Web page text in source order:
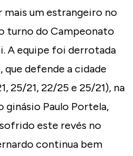
um estrangeiro no
turno do Campeonato
A equipe foi derrotada
que defende a cidade
25/21, 22/25 e 25/21), na
ginásio Paulo Portela,
este revés no
continua bem